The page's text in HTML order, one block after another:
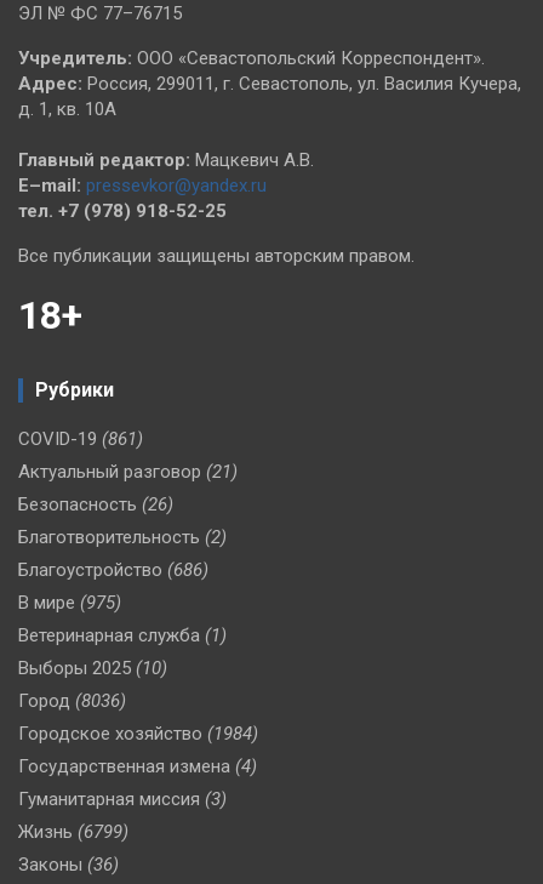
ЭЛ № ФС 77–76715
Учредитель: ООО «Севастопольский Корреспондент».
Адрес: Россия, 299011, г. Севастополь, ул. Василия Кучера,
д. 1, кв. 10А
Главный редактор: Мацкевич А.В.
E–mail: pressevkor@yandex.ru
тел. +7 (978) 918-52-25
Все публикации защищены авторским правом.
18+
Рубрики
COVID-19 (861)
Актуальный разговор (21)
Безопасность (26)
Благотворительность (2)
Благоустройство (686)
В мире (975)
Ветеринарная служба (1)
Выборы 2025 (10)
Город (8036)
Городское хозяйство (1984)
Государственная измена (4)
Гуманитарная миссия (3)
Жизнь (6799)
Законы (36)